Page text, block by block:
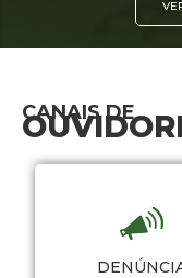
CANAIS DE